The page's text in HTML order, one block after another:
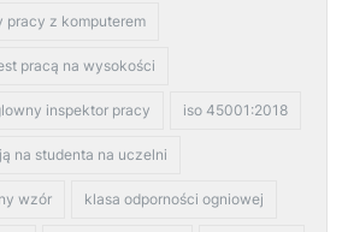
z komputerem
pracą na wysokości
inspektor pracy iso 45001:2018
na studenta na uczelni
wzór klasa odporności ogniowej